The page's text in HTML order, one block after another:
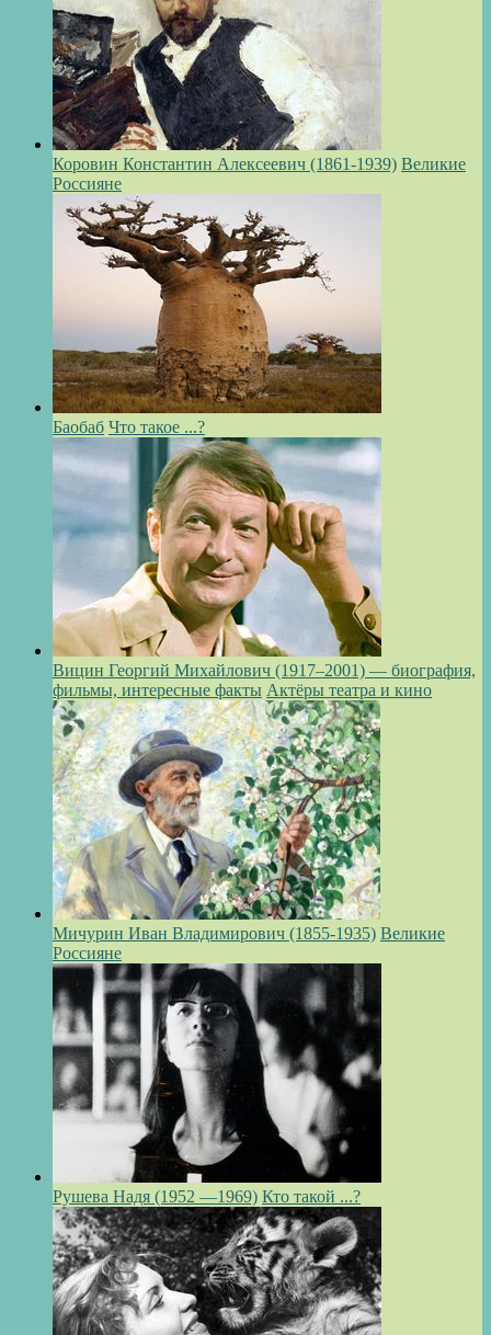
Коровин Константин Алексеевич (1861-1939) Великие
Россияне
Баобаб Что такое ...?
Вицин Георгий Михайлович (1917–2001) — биография,
фильмы, интересные факты Актёры театра и кино
Мичурин Иван Владимирович (1855-1935) Великие
Россияне
Рушева Надя (1952 —1969) Кто такой ...?